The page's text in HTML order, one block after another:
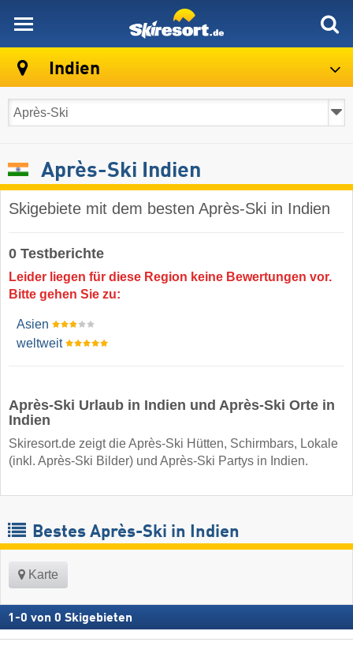
Indien
Après-Ski Indien
Skigebiete mit dem besten Après-Ski in Indien
0 Testberichte
Leider liegen für diese Region keine Bewertungen vor.
Bitte gehen Sie zu:
Asien
weltweit
Après-Ski Urlaub in Indien und Après-Ski Orte in
Indien
Skiresort.de zeigt die Après-Ski Hütten, Schirmbars, Lokale
(inkl. Après-Ski Bilder) und Après-Ski Partys in Indien.
Bestes Après-Ski in Indien
Karte
1 -0 von 0 Skigebieten